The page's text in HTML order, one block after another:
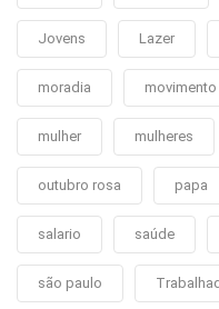
Jovens Lazer
moradia movimento
mulher mulheres
outubro rosa papa
salario saúde
são paulo